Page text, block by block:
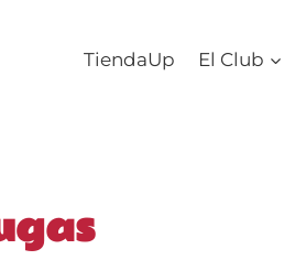
TiendaUp El Club